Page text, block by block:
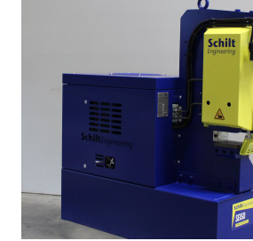
SCHNEIDE UND BIEGEMASCHINEN
BETONSTAHLSCHNEIDANLAGEN
BETONSTAHL DOPPELBIEGEANLAGE
PFAHLKORBENMASCHINEN